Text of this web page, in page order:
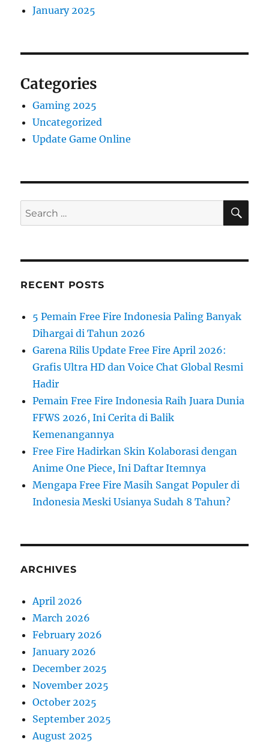
January 2025
Categories
Gaming 2025
Uncategorized
Update Game Online
Search
for:
RECENT POSTS
5 Pemain Free Fire Indonesia Paling Banyak
Dihargai di Tahun 2026
Garena Rilis Update Free Fire April 2026:
Grafis Ultra HD dan Voice Chat Global Resmi
Hadir
Pemain Free Fire Indonesia Raih Juara Dunia
FFWS 2026, Ini Cerita di Balik
Kemenangannya
Free Fire Hadirkan Skin Kolaborasi dengan
Anime One Piece, Ini Daftar Itemnya
Mengapa Free Fire Masih Sangat Populer di
Indonesia Meski Usianya Sudah 8 Tahun?
ARCHIVES
April 2026
March 2026
February 2026
January 2026
December 2025
November 2025
October 2025
September 2025
August 2025